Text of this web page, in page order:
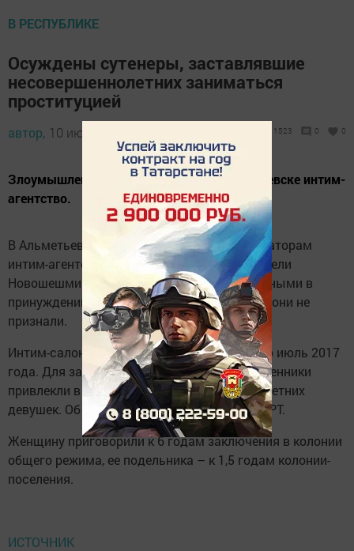
В РЕСПУБЛИКЕ
Осуждены сутенеры, заставлявшие
несовершеннолетних заниматься
проституцией
автор, 10 июня 2019 - 15:47 1523 0 0
Злоумышленники организовали в Альметьевске интим-
агентство.
В Альметьевске вынесли приговор организаторам
интим-агентства. 37-летняя и 28-летний жители
Новошешминского района признаны виновными в
принуждении занятием проституцией. Вину они не
признали.
Интим-салон работал с января 2015 года по июль 2017
года. Для занятия проституцией злоумышленники
привлекли в том числе двух несовершеннолетних
девушек. Об этом сообщили в прокуратуре РТ.
Женщину приговорили к 6 годам заключения в колонии
общего режима, ее подельника – к 1,5 годам колонии-
поселения.
ИСТОЧНИК